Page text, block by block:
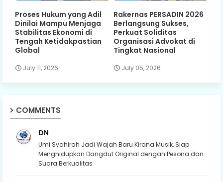
Proses Hukum yang Adil
Dinilai Mampu Menjaga
Stabilitas Ekonomi di
Tengah Ketidakpastian
Global
July 11, 2026
Rakernas PERSADIN 2026
Berlangsung Sukses,
Perkuat Soliditas
Organisasi Advokat di
Tingkat Nasional
July 05, 2026
COMMENTS
DN
Umi Syahirah Jadi Wajah Baru Kirana Musik, Siap
Menghidupkan Dangdut Original dengan Pesona dan
Suara Berkualitas